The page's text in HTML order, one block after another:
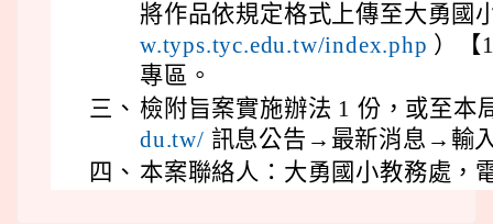
將作品依規定格式上傳至大勇國
w.typs.tyc.edu.tw/index.php ）【
專區。
三、 檢附旨案實施辦法 1 份，或至本
du.tw/ 訊息公告→最新消息→輸
四、 本案聯絡人：大勇國小教務處，